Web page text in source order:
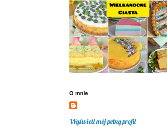
O mnie
Wyświetl mój pełny profil